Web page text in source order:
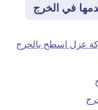
في الخرج
عزل اسطح بالخرج